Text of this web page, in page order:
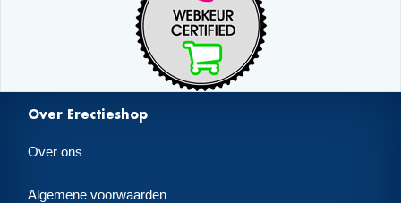
Over Erectieshop
Over ons
Algemene voorwaarden